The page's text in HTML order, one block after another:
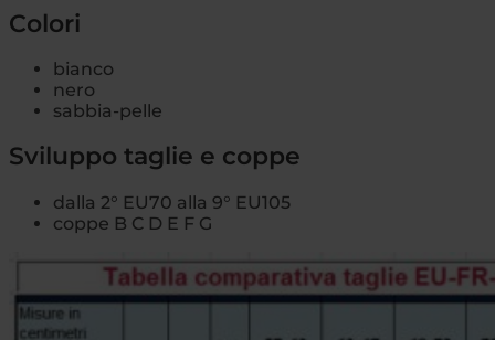
Colori
bianco
nero
sabbia-pelle
Sviluppo taglie e coppe
dalla 2° EU70 alla 9° EU105
coppe B C D E F G